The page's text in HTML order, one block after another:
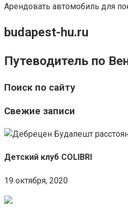
Арендовать автомобиль для
budapest-hu.ru
Путеводитель по
Поиск по сайту
Свежие записи
Детский клуб COLIBRI
19 октября, 2020